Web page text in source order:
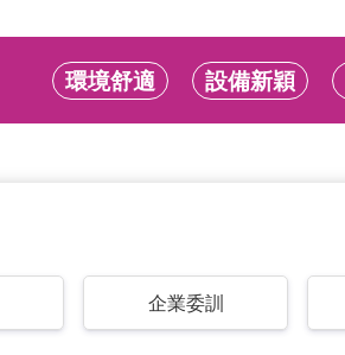
環境舒適 設備新穎
企業委訓